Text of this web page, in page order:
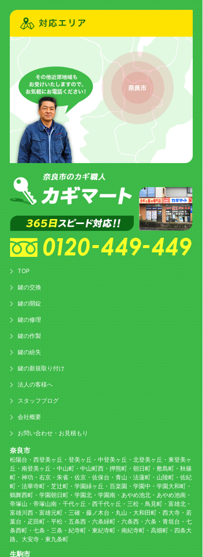
TOP
鍵の交換
鍵の開錠
鍵の修理
鍵の作製
鍵の紛失
鍵の新規取り付け
法人の客様へ
スタッフブログ
会社概要
お問い合わせ・お見積もり
奈良市
松陽台・西登美ヶ丘・登美ヶ丘・中登美ヶ丘・北登美ヶ丘・東登美ヶ
丘・南登美ヶ丘・中山町・中山町西・押熊町・朝日町・敷島町・秋篠
町・神功・右京・朱雀・佐京・佐保台・青山・法蓮町・山陵町・佐紀
町・法華寺町・芝辻町・学園緑ヶ丘・百楽園・学園中・学園大和町・
鶴舞西町・学園朝日町・学園北・学園南・あやめ池北・あやめ池南・
帝塚山・帝塚山南・千代ヶ丘・西千代ヶ丘・三松・鳥見町・富雄北・
富雄川西・富雄元町・三確・藤ノ木台・丸山・大和田町・西大寺・若
葉台・疋田町・平松・五条西・六条緑町・六条西・六条・青垣台・七
条西町・七条・三条・紀寺町・東紀寺町・南紀寺町・高畑町・四条大
路。大安寺・東九条町
生駒市